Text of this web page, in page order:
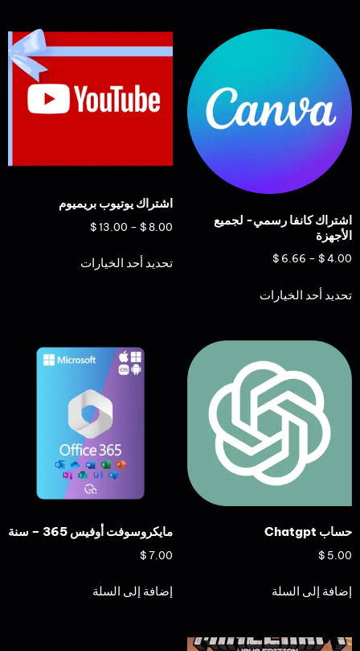
اشتراك كانفا رسمي- لجميع
الأجهزة
4.00
$
–
6.66
$
تحديد أحد الخيارات
اشتراك يوتيوب بريميوم
8.00
$
–
13.00
$
تحديد أحد الخيارات
حساب Chatgpt
5.00
$
إضافة إلى السلة
مايكروسوفت أوفيس 365 – سنة
7.00
$
إضافة إلى السلة